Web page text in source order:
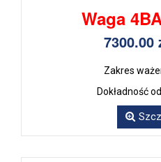
Waga
7300.00
Zakres
Dokładność